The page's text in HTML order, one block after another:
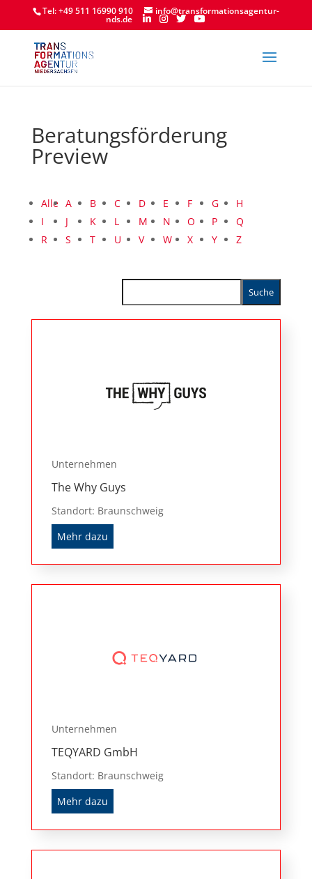
Tel: +49 511 16990 910 info@transformationsagentur-
nds.de
Beratungsförderung
Preview
Alle A B C D E F G
H
I
J K L M N O P
Q
R
S T U V W X Y Z
Unternehmen
The Why Guys
Standort: Braunschweig
Mehr dazu
Unternehmen
TEQYARD GmbH
Standort: Braunschweig
Mehr dazu